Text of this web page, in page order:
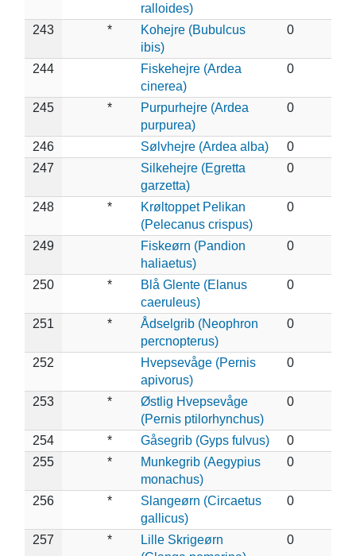
ralloides)
243 *
Kohejre (Bubulcus
ibis)
0
244
Fiskehejre (Ardea
cinerea)
0
245 *
Purpurhejre (Ardea
purpurea)
0
246 Sølvhejre (Ardea alba)
0
247
Silkehejre (Egretta
garzetta)
0
248 *
Krøltoppet Pelikan
(Pelecanus crispus)
0
249
Fiskeørn (Pandion
haliaetus)
0
250 *
Blå Glente (Elanus
caeruleus)
0
251 *
Ådselgrib (Neophron
percnopterus)
0
252
Hvepsevåge (Pernis
apivorus)
0
253 *
Østlig Hvepsevåge
(Pernis ptilorhynchus)
0
254 * Gåsegrib (Gyps fulvus)
0
255
*
Munkegrib (Aegypius
monachus)
0
256 *
Slangeørn (Circaetus
gallicus)
0
257 *
Lille Skrigeørn
0